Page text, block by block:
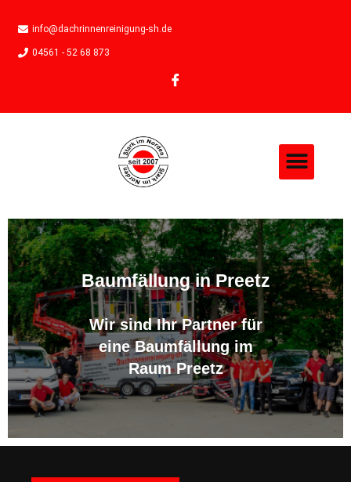
info@dachrinnenreinigung-sh.de
04561 - 52 68 873
Baumfällung in Preetz
Wir sind Ihr Partner für
eine Baumfällung im
Raum Preetz